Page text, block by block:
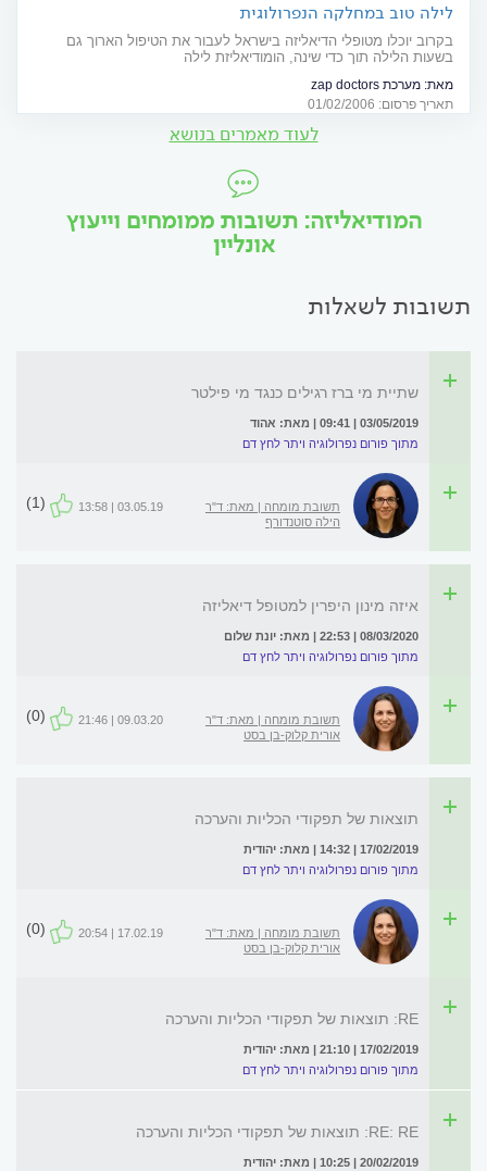
לילה טוב במחלקה הנפרולוגית
בקרוב יוכלו מטופלי הדיאליזה בישראל לעבור את הטיפול הארוך גם
בשעות הלילה תוך כדי שינה, הומודיאליזת לילה
מאת: מערכת zap doctors
תאריך פרסום: 01/02/2006
לעוד מאמרים בנושא
המודיאליזה: תשובות ממומחים וייעוץ
אונליין
תשובות לשאלות
שתיית מי ברז רגילים כנגד מי פילטר
03/05/2019 | 09:41 | מאת: אהוד
מתוך פורום נפרולוגיה ויתר לחץ דם
תשובת מומחה | מאת: ד"ר
הילה סוטנדורף
03.05.19 | 13:58
(1)
איזה מינון היפרין למטופל דיאליזה
08/03/2020 | 22:53 | מאת: יונת שלום
מתוך פורום נפרולוגיה ויתר לחץ דם
תשובת מומחה | מאת: ד"ר
אורית קלוק-בן בסט
09.03.20 | 21:46
(0)
תוצאות של תפקודי הכליות והערכה
17/02/2019 | 14:32 | מאת: יהודית
מתוך פורום נפרולוגיה ויתר לחץ דם
תשובת מומחה | מאת: ד"ר
אורית קלוק-בן בסט
17.02.19 | 20:54
(0)
RE: תוצאות של תפקודי הכליות והערכה
17/02/2019 | 21:10 | מאת: יהודית
מתוך פורום נפרולוגיה ויתר לחץ דם
RE: RE: תוצאות של תפקודי הכליות והערכה
20/02/2019 | 10:25 | מאת: יהודית